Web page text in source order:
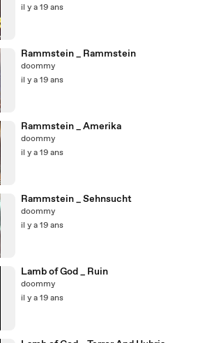
il y a 19 ans
Rammstein _ Rammstein
doommy
il y a 19 ans
Rammstein _ Amerika
doommy
il y a 19 ans
Rammstein _ Sehnsucht
doommy
il y a 19 ans
Lamb of God _ Ruin
doommy
il y a 19 ans